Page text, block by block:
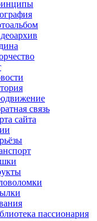
связь
сайта
пассионария